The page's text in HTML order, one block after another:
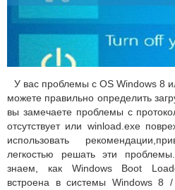
У вас проблемы с OS Windows 8
можете правильно определить
вы замечаете проблемы с
отсутствует или winload.exe
использовать
легкостью решать эти
знаем, как Windows Boot
встроена в системы Windows 8